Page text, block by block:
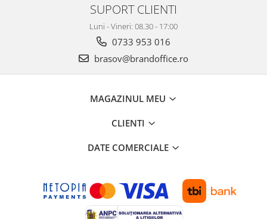
SUPORT CLIENTI
Luni - Vineri: 08.30 - 17:00
0733 953 016
brasov@brandoffice.ro
MAGAZINUL MEU
CLIENTI
DATE COMERCIALE